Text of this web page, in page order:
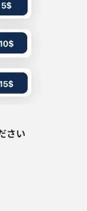
さい